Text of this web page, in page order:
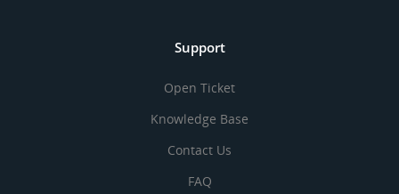
Support
Open Ticket
Knowledge Base
Contact Us
FAQ